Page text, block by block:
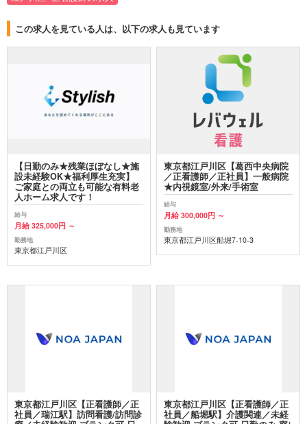
この求人を見ている人は、以下の求人も見ています
【日勤のみ★残業ほぼなし★施
設未経験OK★福利厚生充実】
ご家庭との両立も可能な有料老
人ホーム求人です！
給与
月給 325,000円 ～
勤務地
東京都江戸川区
東京都江戸川区【葛西中央病院
／正看護師／正社員】一般病院
★内視鏡室/外来/手術室
給与
月給 300,000円 ～
勤務地
東京都江戸川区船堀7-10-3
東京都江戸川区【正看護師／正
社員／瑞江駅】訪問看護/訪問診
東京都江戸川区【正看護師／正
社員／船堀駅】介護関連／未経